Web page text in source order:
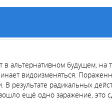
в альтернативном будущем,
видоизменяться.
В результате радикальных
ещё одно заражение, это